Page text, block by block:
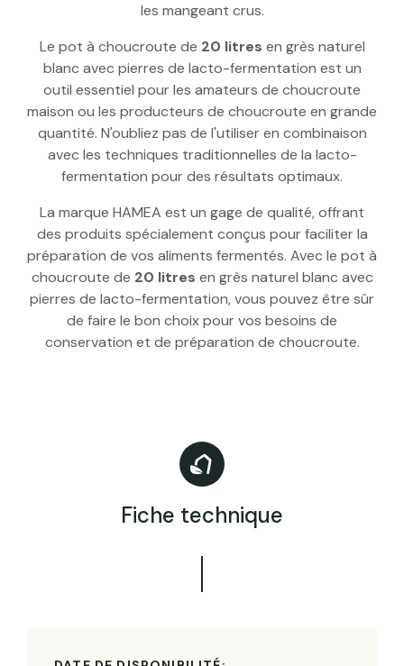
les mangeant crus.
Le pot à choucroute de 20 litres en grès naturel
blanc avec pierres de lacto-fermentation est un
outil essentiel pour les amateurs de choucroute
maison ou les producteurs de choucroute en grande
quantité. N'oubliez pas de l'utiliser en combinaison
avec les techniques traditionnelles de la lacto-
fermentation pour des résultats optimaux.
La marque HAMEA est un gage de qualité, offrant
des produits spécialement conçus pour faciliter la
préparation de vos aliments fermentés. Avec le pot à
choucroute de 20 litres en grès naturel blanc avec
pierres de lacto-fermentation, vous pouvez être sûr
de faire le bon choix pour vos besoins de
conservation et de préparation de choucroute.
Fiche technique